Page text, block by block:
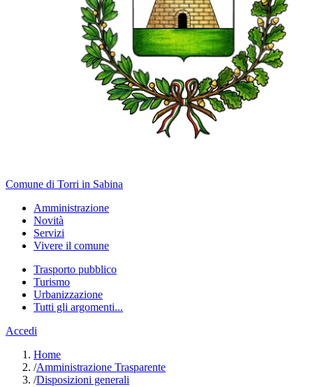
Comune di Torri in Sabina
Amministrazione
Novità
Servizi
Vivere il comune
Trasporto pubblico
Turismo
Urbanizzazione
Tutti gli argomenti...
Accedi
Home
/Amministrazione Trasparente
/Disposizioni generali